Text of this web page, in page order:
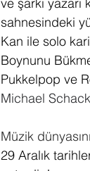
sahnesindeki
Kan ile solo
Boynunu
Pukkelpop ve
Michael
Müzik
29 Aralık